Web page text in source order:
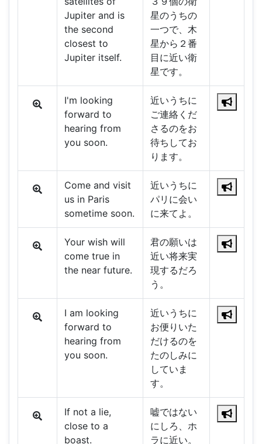
Jupiter and is
the second
closest to
Jupiter itself.
星のうちの
一つで、木
星から２番
目に近い衛
星です。
I'm looking
forward to
hearing from
you soon.
近いうちに
ご連絡くだ
さるのをお
待ちしてお
ります。
Come and visit
us in Paris
sometime soon.
近いうちに
パリに会い
に来てよ。
Your wish will
come true in
the near future.
君の願いは
近い将来実
現するだろ
う。
I am looking
forward to
hearing from
you soon.
近いうちに
お便りいた
だけるのを
たのしみに
していま
す。
If not a lie,
close to a
boast.
嘘ではない
にしろ、ホ
ラに近い。